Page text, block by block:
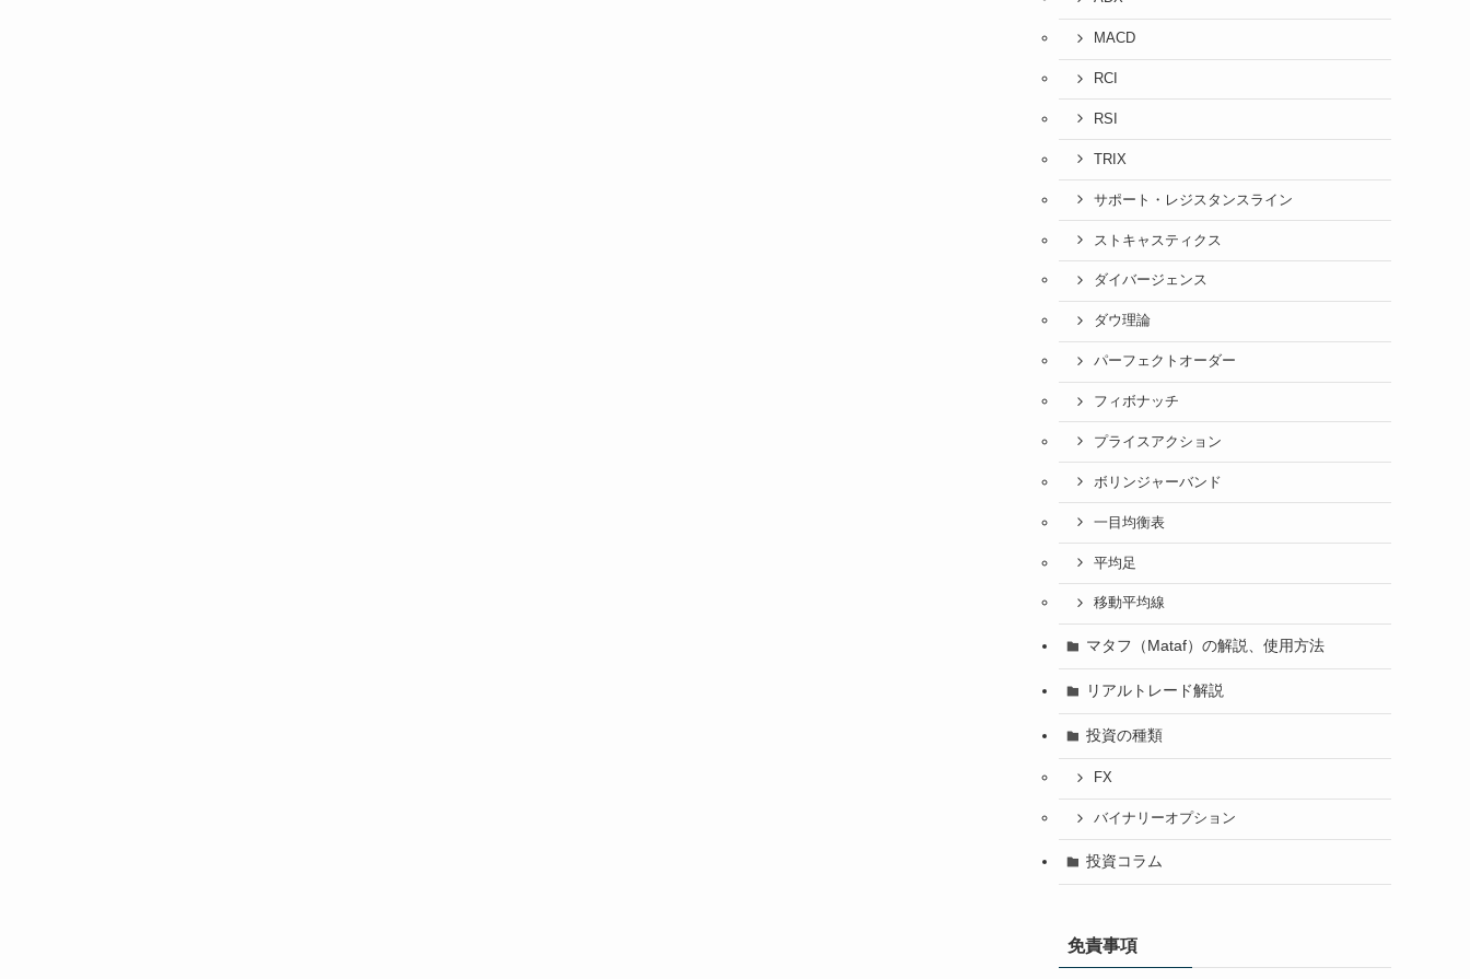
MACD
RCI
RSI
TRIX
サポート・レジスタンスライン
ストキャスティクス
ダイバージェンス
ダウ理論
パーフェクトオーダー
フィボナッチ
プライスアクション
ボリンジャーバンド
一目均衡表
平均足
移動平均線
マタフ（Mataf）の解説、使用方法
リアルトレード解説
投資の種類
FX
バイナリーオプション
投資コラム
免責事項